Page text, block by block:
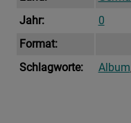
Jahr:
0
Format:
Schlagworte:
Album